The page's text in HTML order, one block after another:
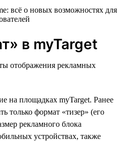
в myTarget
отображения рекламных
на площадках myTarget. Ранее
только формат «тизер» (его
рекламного блока
устройствах, также